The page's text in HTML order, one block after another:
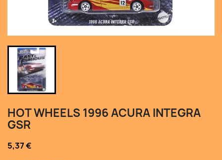
HOT WHEELS 1996 ACURA INTEGRA
GSR
5,37 €